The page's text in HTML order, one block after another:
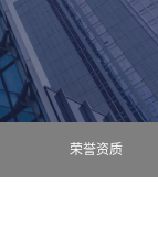
荣誉资质